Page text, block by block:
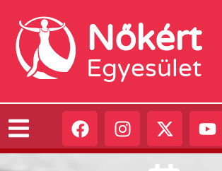
Nőkért
Egyesület